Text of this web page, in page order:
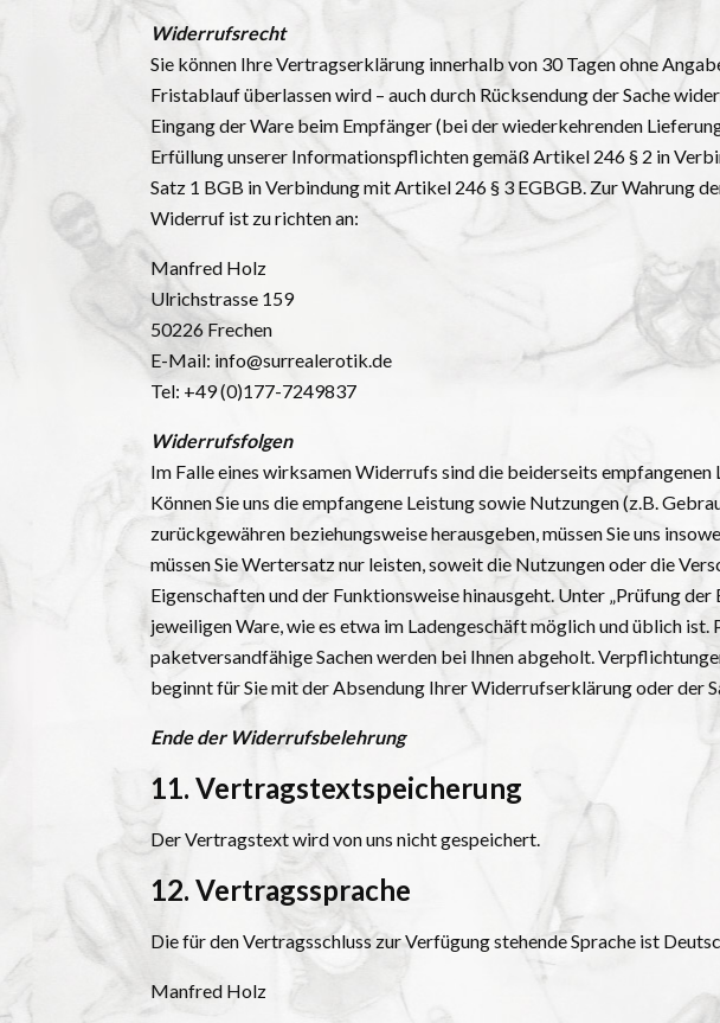
Widerrufsrecht
Sie können Ihre Vertragserklärung innerhalb von 30 Tagen ohne
Fristablauf überlassen wird – auch durch Rücksendung der Sache
Eingang der Ware beim Empfänger (bei der wiederkehrenden
Erfüllung unserer Informationspflichten gemäß Artikel 246 § 2 in
Satz 1 BGB in Verbindung mit Artikel 246 § 3 EGBGB. Zur Wahrung
Widerruf ist zu richten an:
Manfred Holz
Ulrichstrasse 159
50226 Frechen
E-Mail: info@surrealerotik.de
Tel: +49 (0)177-7249837
Widerrufsfolgen
Im Falle eines wirksamen Widerrufs sind die beiderseits
Können Sie uns die empfangene Leistung sowie Nutzungen (z.B.
zurückgewähren beziehungsweise herausgeben, müssen Sie uns
müssen Sie Wertersatz nur leisten, soweit die Nutzungen oder die
Eigenschaften und der Funktionsweise hinausgeht. Unter „Prüfung
jeweiligen Ware, wie es etwa im Ladengeschäft möglich und üblich
paketversandfähige Sachen werden bei Ihnen abgeholt.
beginnt für Sie mit der Absendung Ihrer Widerrufserklärung oder der
Ende der Widerrufsbelehrung
11. Vertragstextspeicherung
Der Vertragstext wird von uns nicht gespeichert.
12. Vertragssprache
Die für den Vertragsschluss zur Verfügung stehende Sprache ist
Manfred Holz